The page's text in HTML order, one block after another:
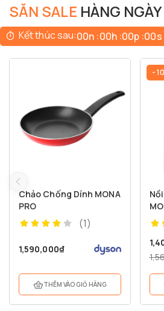
SĂN SALE HÀNG NGÀY
Kết thúc sau:00n :00h :00p :00s
Chảo Chống Dính MONA
PRO
(1)
1,590,000₫
THÊM VÀO GIỎ HÀNG
-